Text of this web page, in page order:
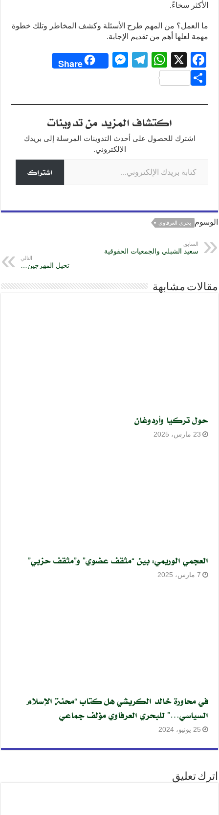
الأكثر سخاءً.
ما العمل؟ من المهم طرح الأسئلة وكشف المخاطر وتلك خطوة
مهمة لعلها أهم من تقديم الإجابة.
F
a
c
e
o
k
X
W
s
A
p
T
gr
a
m
M
e
n
g
er
Share
ar
اكتشاف المزيد من تدوينات
اشترك للحصول على أحدث التدوينات المرسلة إلى بريدك
الإلكتروني.
كتابة بريدك الإلكتروني...
اشتراك
الوسوم بحري العرفاوي
السابق
سعيد الشبلي والجمعيات الحقوقية
التالي
تحيل المهرجين…
مقالات مشابهة
حول تركيا وأردوغان
23 مارس، 2025
العجمي الوريمي: بين “مثقف عضوي” و”مثقف حزبي”
7 مارس، 2025
في محاورة خالد الكريشي هل كتاب “محنة الإسلام
السياسي…” للبحري العرفاوي مؤلف جماعي
25 يونيو، 2024
اترك تعليق